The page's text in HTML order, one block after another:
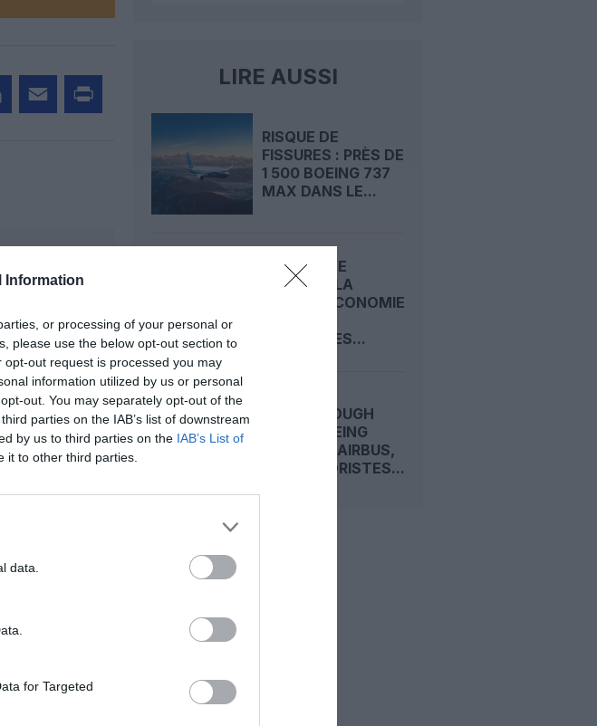
Information
or processing of your personal or
please use the below opt-out section to
out request is processed you may
information utilized by us or personal
out. You may separately opt-out of the
parties on the IAB’s list of downstream
by us to third parties on the IAB’s List of
it to other third parties.
data.
for Targeted
RÉPONDRE
2017 - 8 h 37 min
RÉPONDRE
RÉPONDRE
LIRE AUSSI
RISQUE DE
FISSURES : PRÈS DE
1 500 BOEING 737
MAX DANS LE...
CARNET DE
VOYAGE : LA
CLASSE ECONOMIE
D’EMIRATES...
FARNBOROUGH
2026 : BOEING
DEVANCE AIRBUS,
LES MOTORISTES...